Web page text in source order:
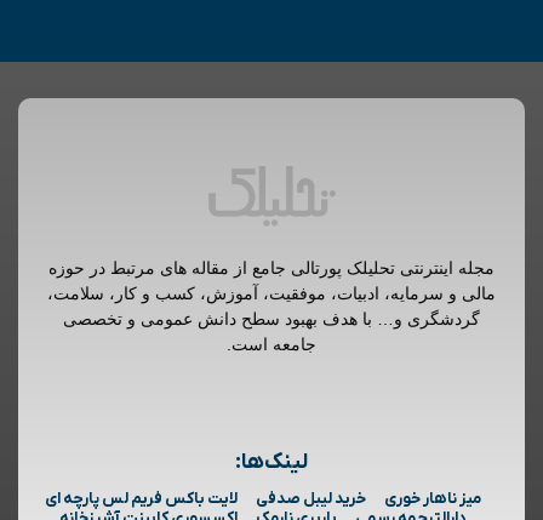
مجله اینترنتی تحلیلک پورتالی جامع از مقاله های مرتبط در حوزه
مالی و سرمایه، ادبیات، موفقیت، آموزش، کسب و کار، سلامت،
گردشگری و… با هدف بهبود سطح دانش عمومی و تخصصی
جامعه است.
لینک‌ها:
میز ناهار خوری خرید لیبل صدفی
لایت باکس فریم لس پارچه ای